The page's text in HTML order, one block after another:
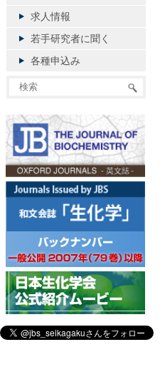
求人情報
若手研究者に聞く
各種申込み